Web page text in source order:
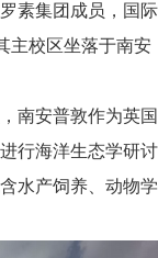
素集团成员，国际
主校区坐落于南安
南安普敦作为英国
行海洋生态学研讨
水产饲养、动物学